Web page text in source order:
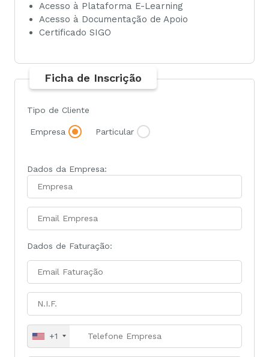
Acesso à Plataforma E-Learning
Acesso à Documentação de Apoio
Certificado SIGO
Ficha de Inscrição
Tipo de Cliente
Empresa Particular
Dados da Empresa:
Dados de Faturação:
+1